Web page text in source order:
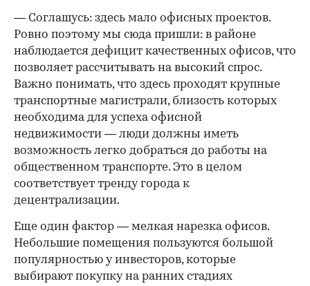
— Соглашусь: здесь мало офисных проектов.
Ровно поэтому мы сюда пришли: в районе
наблюдается дефицит качественных офисов, что
позволяет рассчитывать на высокий спрос.
Важно понимать, что здесь проходят крупные
транспортные магистрали, близость которых
необходима для успеха офисной
недвижимости — люди должны иметь
возможность легко добраться до работы на
общественном транспорте. Это в целом
соответствует тренду города к
децентрализации.
Еще один фактор — мелкая нарезка офисов.
Небольшие помещения пользуются большой
популярностью у инвесторов, которые
выбирают покупку на ранних стадиях